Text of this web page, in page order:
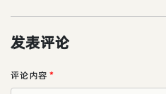
发表评论
评论内容 *